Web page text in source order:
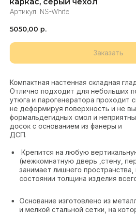
Артикул: NS-White
5050,00 р.
Заказать
Компактная настенная складная
Отлично подходит для небольших
утюга и парогенератора проходит
не деформируя поверхность и не
формальдегидных смол и
досок с основанием из фанеры и
Крепится на любую
(межкомнатную дверь ,стену,
занимает лишнего
состоянии толщина изделия
Основание изготовлено из
и мелкой стальной сетки, на